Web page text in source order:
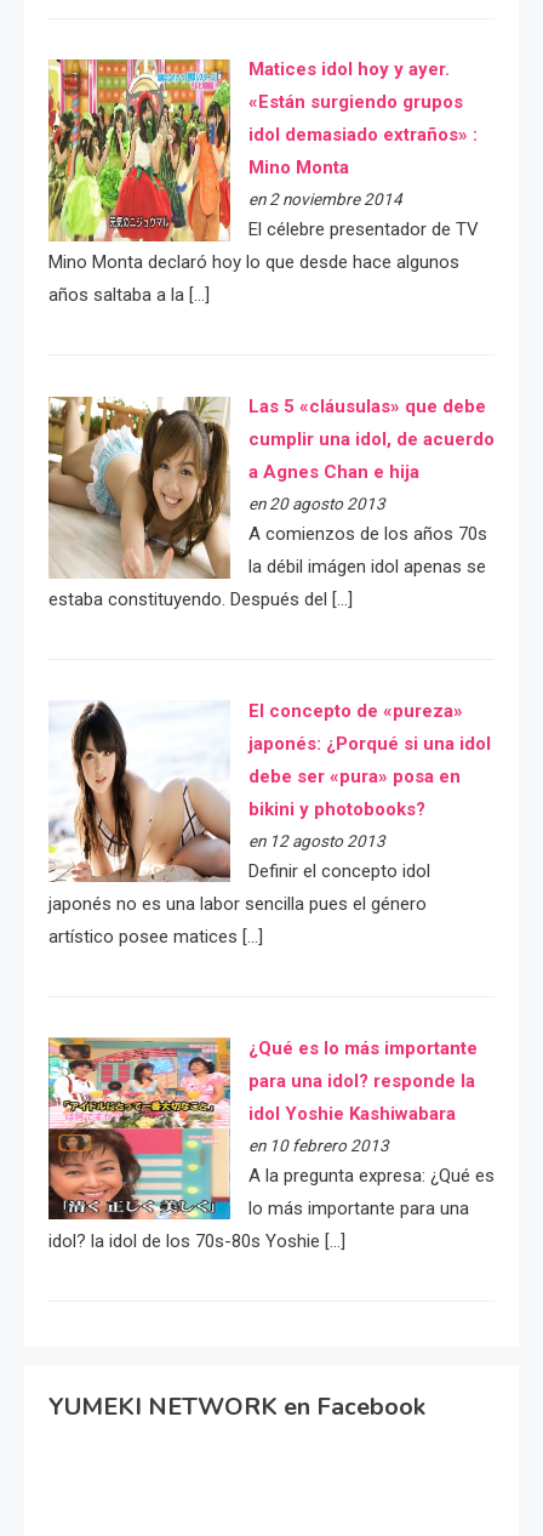
Matices idol hoy y ayer.
«Están surgiendo grupos
idol demasiado extraños» :
Mino Monta
en 2 noviembre 2014
El célebre presentador de TV
Mino Monta declaró hoy lo que desde hace algunos
años saltaba a la […]
Las 5 «cláusulas» que debe
cumplir una idol, de acuerdo
a Agnes Chan e hija
en 20 agosto 2013
A comienzos de los años 70s
la débil imágen idol apenas se
estaba constituyendo. Después del […]
El concepto de «pureza»
japonés: ¿Porqué si una idol
debe ser «pura» posa en
bikini y photobooks?
en 12 agosto 2013
Definir el concepto idol
japonés no es una labor sencilla pues el género
artístico posee matices […]
¿Qué es lo más importante
para una idol? responde la
idol Yoshie Kashiwabara
en 10 febrero 2013
A la pregunta expresa: ¿Qué es
lo más importante para una
idol? la idol de los 70s-80s Yoshie […]
YUMEKI NETWORK en Facebook